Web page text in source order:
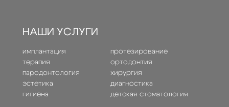
НАШИ УСЛУГИ
имплантация
протезирование
терапия
ортодонтия
пародонтология
хирургия
эстетика
диагностика
гигиена
детская стоматология